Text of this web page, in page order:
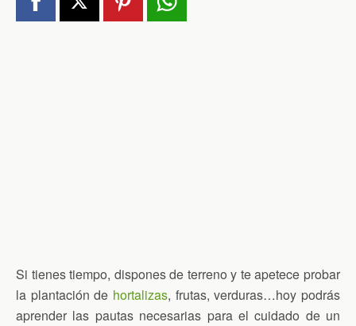
Si tienes tiempo, dispones de terreno y te apetece probar
la plantación de hortalizas, frutas, verduras…hoy podrás
aprender las pautas necesarias para el cuidado de un